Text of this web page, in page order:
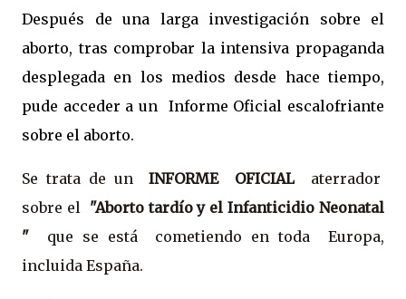
Después de una larga investigación sobre el
aborto, tras comprobar la intensiva propaganda
desplegada en los medios desde hace tiempo,
pude acceder a un Informe Oficial escalofriante
sobre el aborto.
Se trata de unINFORME OFICIAL aterrador
sobre el "Aborto tardío y el Infanticidio Neonatal
" que se está cometiendo en toda Europa,
incluida España.